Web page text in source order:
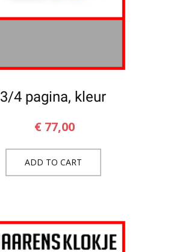
3/4 pagina, kleur
€77,00
ADD TO CART